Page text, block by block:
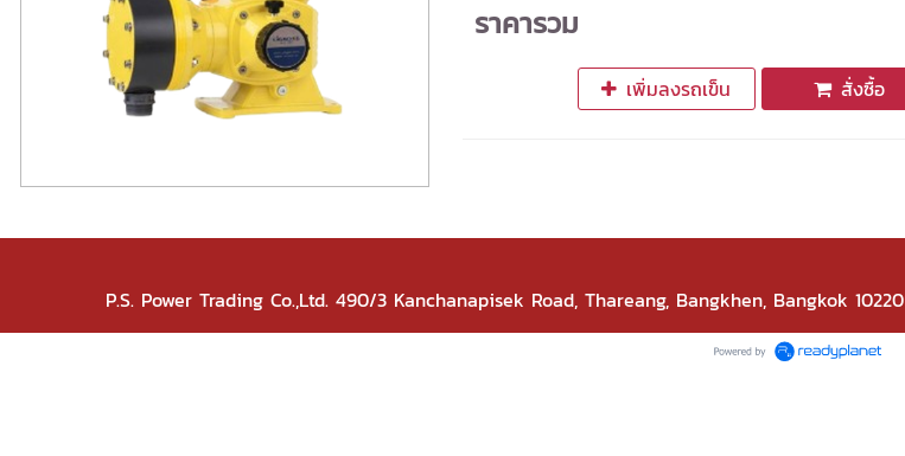
ราคารวม
เพิ่มลงรถเข็น สั่งซื้อ
P.S. Power Trading Co.,Ltd. 490/3 Kanchanapisek Road, Thareang, Bangkhen, Bangkok 10220